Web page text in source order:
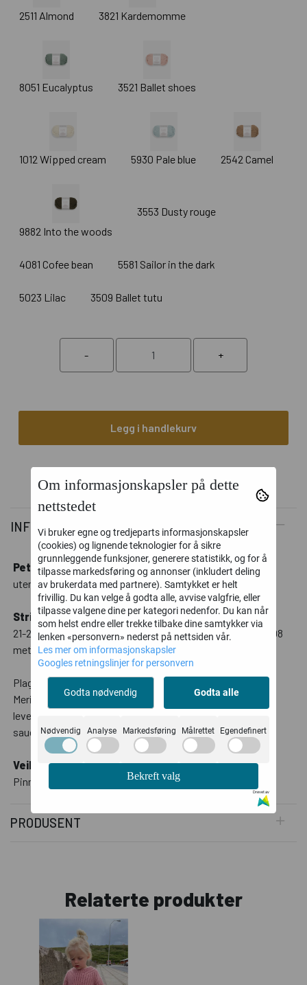
2511 Almond 3821 Kardemomme
8051 Eucalyptus 3521 Ballet shoes
1012 Wipped cream 5930 Pale blue 2542 Camel
9882 Into the woods
3553 Dusty rouge
4081 Cofee bean 5581 Sailor in the dark
5023 Lilac 3509 Ballet tutu
Legg i handlekurv
INFORMASJON
PetiteKnit DOUBLE SUNDAYinneholder 100% merinoull
uten superwash-behandling.
Strikkefasthet:
21-20 masker på 10 cm Løpelengde pr nøster (50 gr) = ca 108
meter
Plagget må vaskes separat.
Merinoullen i denne kvaliteten kommer fra Australia. Vår
leverandør har garantert at ullen vi kjøper ikke kommer fra
sauer som har blitt utsatt for mulesing.
Veiledende pinner:
Pinne nr 3½,Pinne nr 4
PRODUSENT
Relaterte produkter
Om informasjonskapsler på dette
nettstedet
Vi bruker egne og tredjeparts informasjonskapsler
(cookies) og lignende teknologier for å sikre
grunnleggende funksjoner, generere statistikk, og for å
tilpasse markedsføring og annonser (inkludert deling
av brukerdata med partnere). Samtykket er helt
frivillig. Du kan velge å godta alle, avvise valgfrie, eller
tilpasse valgene dine per kategori nedenfor. Du kan når
som helst endre eller trekke tilbake dine samtykker via
lenken «personvern» nederst på nettsiden vår.
Les mer om informasjonskapsler
Googles retningslinjer for personvern
Godta nødvendig Godta alle
Nødvendig Analyse Markedsføring Målrettet Egendefinert
Bekreft valg
Drevet av